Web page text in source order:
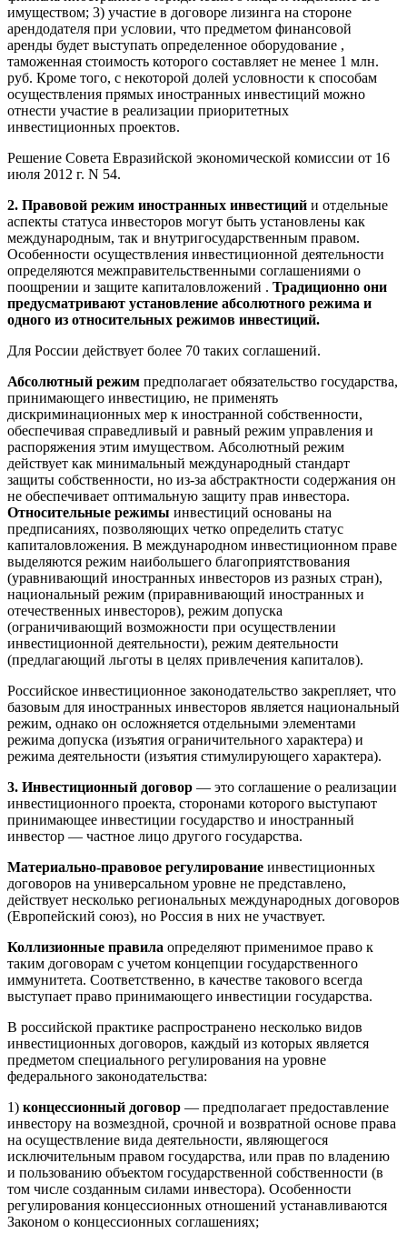
имуществом; 3) участие в договоре лизинга на стороне
арендодателя при условии, что предметом финансовой
аренды будет выступать определенное оборудование ,
таможенная стоимость которого составляет не менее 1 млн.
руб. Кроме того, с некоторой долей условности к способам
осуществления прямых иностранных инвестиций можно
отнести участие в реализации приоритетных
инвестиционных проектов.
Решение Совета Евразийской экономической комиссии от 16
июля 2012 г. N 54.
2. Правовой режим иностранных инвестиций и отдельные
аспекты статуса инвесторов могут быть установлены как
международным, так и внутригосударственным правом.
Особенности осуществления инвестиционной деятельности
определяются межправительственными соглашениями о
поощрении и защите капиталовложений . Традиционно они
предусматривают установление абсолютного режима и
одного из относительных режимов инвестиций.
Для России действует более 70 таких соглашений.
Абсолютный режим предполагает обязательство государства,
принимающего инвестицию, не применять
дискриминационных мер к иностранной собственности,
обеспечивая справедливый и равный режим управления и
распоряжения этим имуществом. Абсолютный режим
действует как минимальный международный стандарт
защиты собственности, но из-за абстрактности содержания он
не обеспечивает оптимальную защиту прав инвестора.
Относительные режимы инвестиций основаны на
предписаниях, позволяющих четко определить статус
капиталовложения. В международном инвестиционном праве
выделяются режим наибольшего благоприятствования
(уравнивающий иностранных инвесторов из разных стран),
национальный режим (приравнивающий иностранных и
отечественных инвесторов), режим допуска
(ограничивающий возможности при осуществлении
инвестиционной деятельности), режим деятельности
(предлагающий льготы в целях привлечения капиталов).
Российское инвестиционное законодательство закрепляет, что
базовым для иностранных инвесторов является национальный
режим, однако он осложняется отдельными элементами
режима допуска (изъятия ограничительного характера) и
режима деятельности (изъятия стимулирующего характера).
3. Инвестиционный договор — это соглашение о реализации
инвестиционного проекта, сторонами которого выступают
принимающее инвестиции государство и иностранный
инвестор — частное лицо другого государства.
Материально-правовое регулирование инвестиционных
договоров на универсальном уровне не представлено,
действует несколько региональных международных договоров
(Европейский союз), но Россия в них не участвует.
Коллизионные правила определяют применимое право к
таким договорам с учетом концепции государственного
иммунитета. Соответственно, в качестве такового всегда
выступает право принимающего инвестиции государства.
В российской практике распространено несколько видов
инвестиционных договоров, каждый из которых является
предметом специального регулирования на уровне
федерального законодательства:
1) концессионный договор — предполагает предоставление
инвестору на возмездной, срочной и возвратной основе права
на осуществление вида деятельности, являющегося
исключительным правом государства, или прав по владению
и пользованию объектом государственной собственности (в
том числе созданным силами инвестора). Особенности
регулирования концессионных отношений устанавливаются
Законом о концессионных соглашениях;